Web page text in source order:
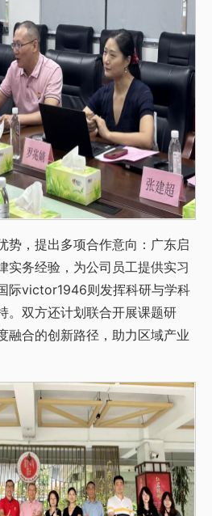
势，提出多项合作意向：广东启
实务经验，为公司员工提供实习
际victor1946则发挥科研与学科
。双方还计划联合开展课题研
融合的创新路径，助力区域产业